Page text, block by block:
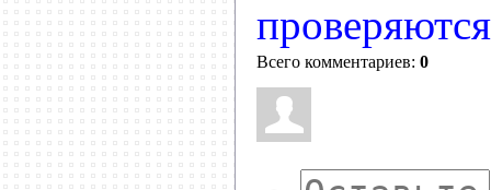
Всего комментариев: 0